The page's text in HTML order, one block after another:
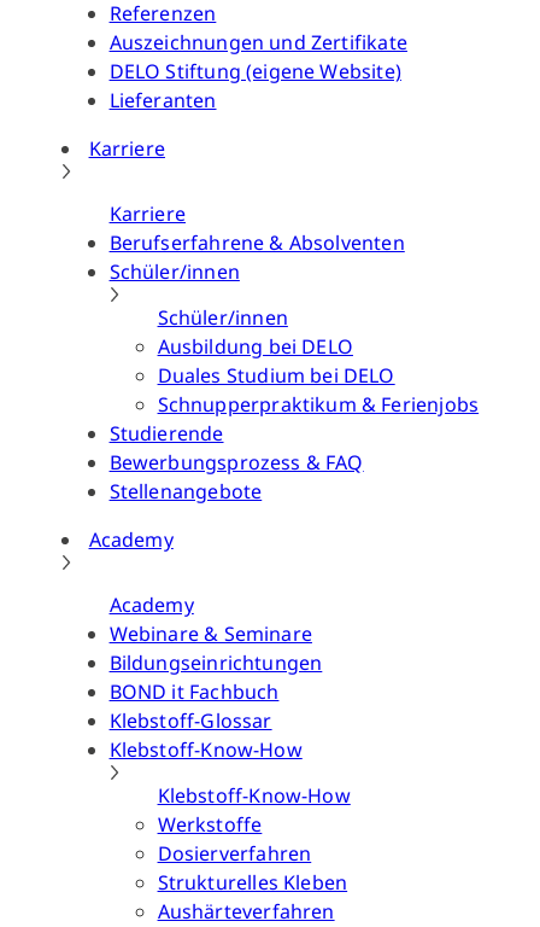
Referenzen
Auszeichnungen und Zertifikate
DELO Stiftung (eigene Website)
Lieferanten
Karriere
Karriere
Berufserfahrene & Absolventen
Schüler/innen
Schüler/innen
Ausbildung bei DELO
Duales Studium bei DELO
Schnupperpraktikum & Ferienjobs
Studierende
Bewerbungsprozess & FAQ
Stellenangebote
Academy
Academy
Webinare & Seminare
Bildungseinrichtungen
BOND it Fachbuch
Klebstoff-Glossar
Klebstoff-Know-How
Klebstoff-Know-How
Werkstoffe
Dosierverfahren
Strukturelles Kleben
Aushärteverfahren